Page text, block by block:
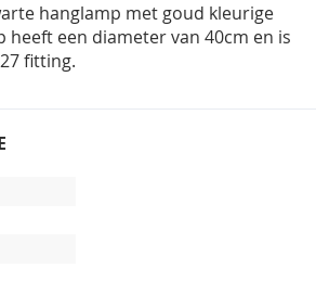
hanglamp met goud kleurige
heeft een diameter van 40cm en is
fitting.